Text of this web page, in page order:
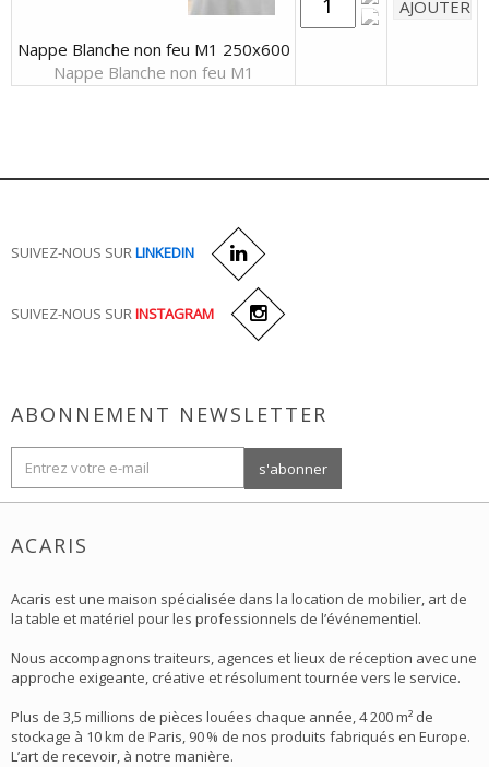
Nappe Blanche non feu M1 250x600
Nappe Blanche non feu M1
SUIVEZ-NOUS SURLINKEDIN
SUIVEZ-NOUS SURINSTAGRAM
ABONNEMENT NEWSLETTER
ACARIS
Acaris est une maison spécialisée dans la location de mobilier, art de
la table et matériel pour les professionnels de l’événementiel.
Nous accompagnons traiteurs, agences et lieux de réception avec une
approche exigeante, créative et résolument tournée vers le service.
Plus de 3,5 millions de pièces louées chaque année, 4 200 m² de
stockage à 10 km de Paris, 90 % de nos produits fabriqués en Europe.
L’art de recevoir, à notre manière.